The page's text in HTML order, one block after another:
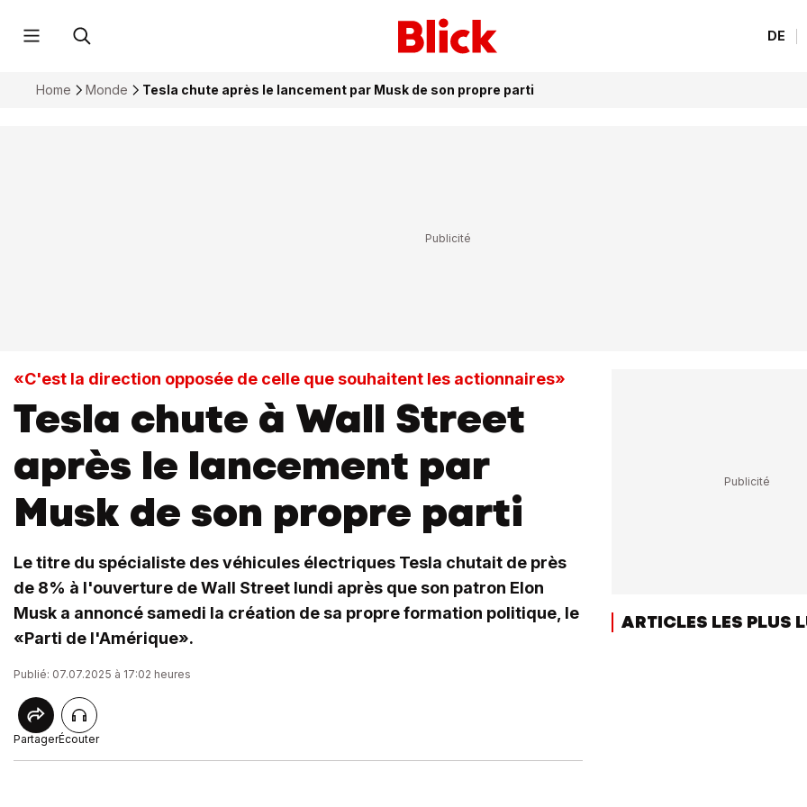
DE
Home Monde Tesla chute après le lancement par Musk de son propre parti
«C'est la direction opposée de celle que souhaitent les actionnaires»
Tesla chute à Wall Street
après le lancement par
Musk de son propre parti
Le titre du spécialiste des véhicules électriques Tesla chutait de près
de 8% à l'ouverture de Wall Street lundi après que son patron Elon
Musk a annoncé samedi la création de sa propre formation politique, le
«Parti de l'Amérique».
Publié: 07.07.2025 à 17:02 heures
PartagerÉcouter
ARTICLES LES PLUS